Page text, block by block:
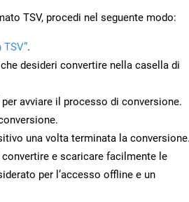
TSV, procedi nel seguente modo:
TSV”.
desideri convertire nella casella di
avviare il processo di conversione.
una volta terminata la conversione.
e scaricare facilmente le
per l’accesso offline e un